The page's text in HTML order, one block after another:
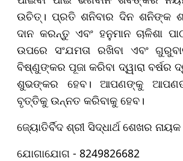
ଉଚିତ୍। ପ୍ରତି ଶନିବାର ଦିନ ଶନିଙ୍କ
ଦାନ କରନ୍ତୁ ଏବଂ ହନୁମାନ ଚାଳିଶା
ଉପରେ ସଂଯମତା ରଖିବା ଏବଂ
ବିଷ୍ଣୁଙ୍କର ପୂଜା କରିବା ଦ୍ୱାରା ବର୍ଷର
ଶୁଭଙ୍କର ହେବ। ଆପଣଙ୍କୁ
ବୃତ୍ତିକୁ ଉନ୍ନତ କରିବାକୁ ହେବ।
ଜ୍ୟୋତିର୍ବିଦ ଶ୍ରୀ ସିଦ୍ଧାର୍ଥ ଶେଖର ନାୟକ
ଯୋଗାଯୋଗ - 8249826682